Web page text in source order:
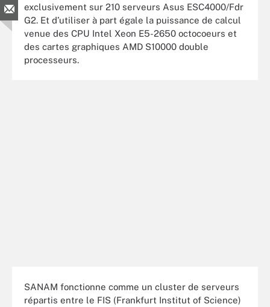
exclusivement sur 210 serveurs Asus ESC4000/Fdr
G2. Et d’utiliser à part égale la puissance de calcul
venue des CPU Intel Xeon E5-2650 octocoeurs et
des cartes graphiques AMD S10000 double
processeurs.
SANAM fonctionne comme un cluster de serveurs
répartis entre le FIS (Frankfurt Institut of Science)